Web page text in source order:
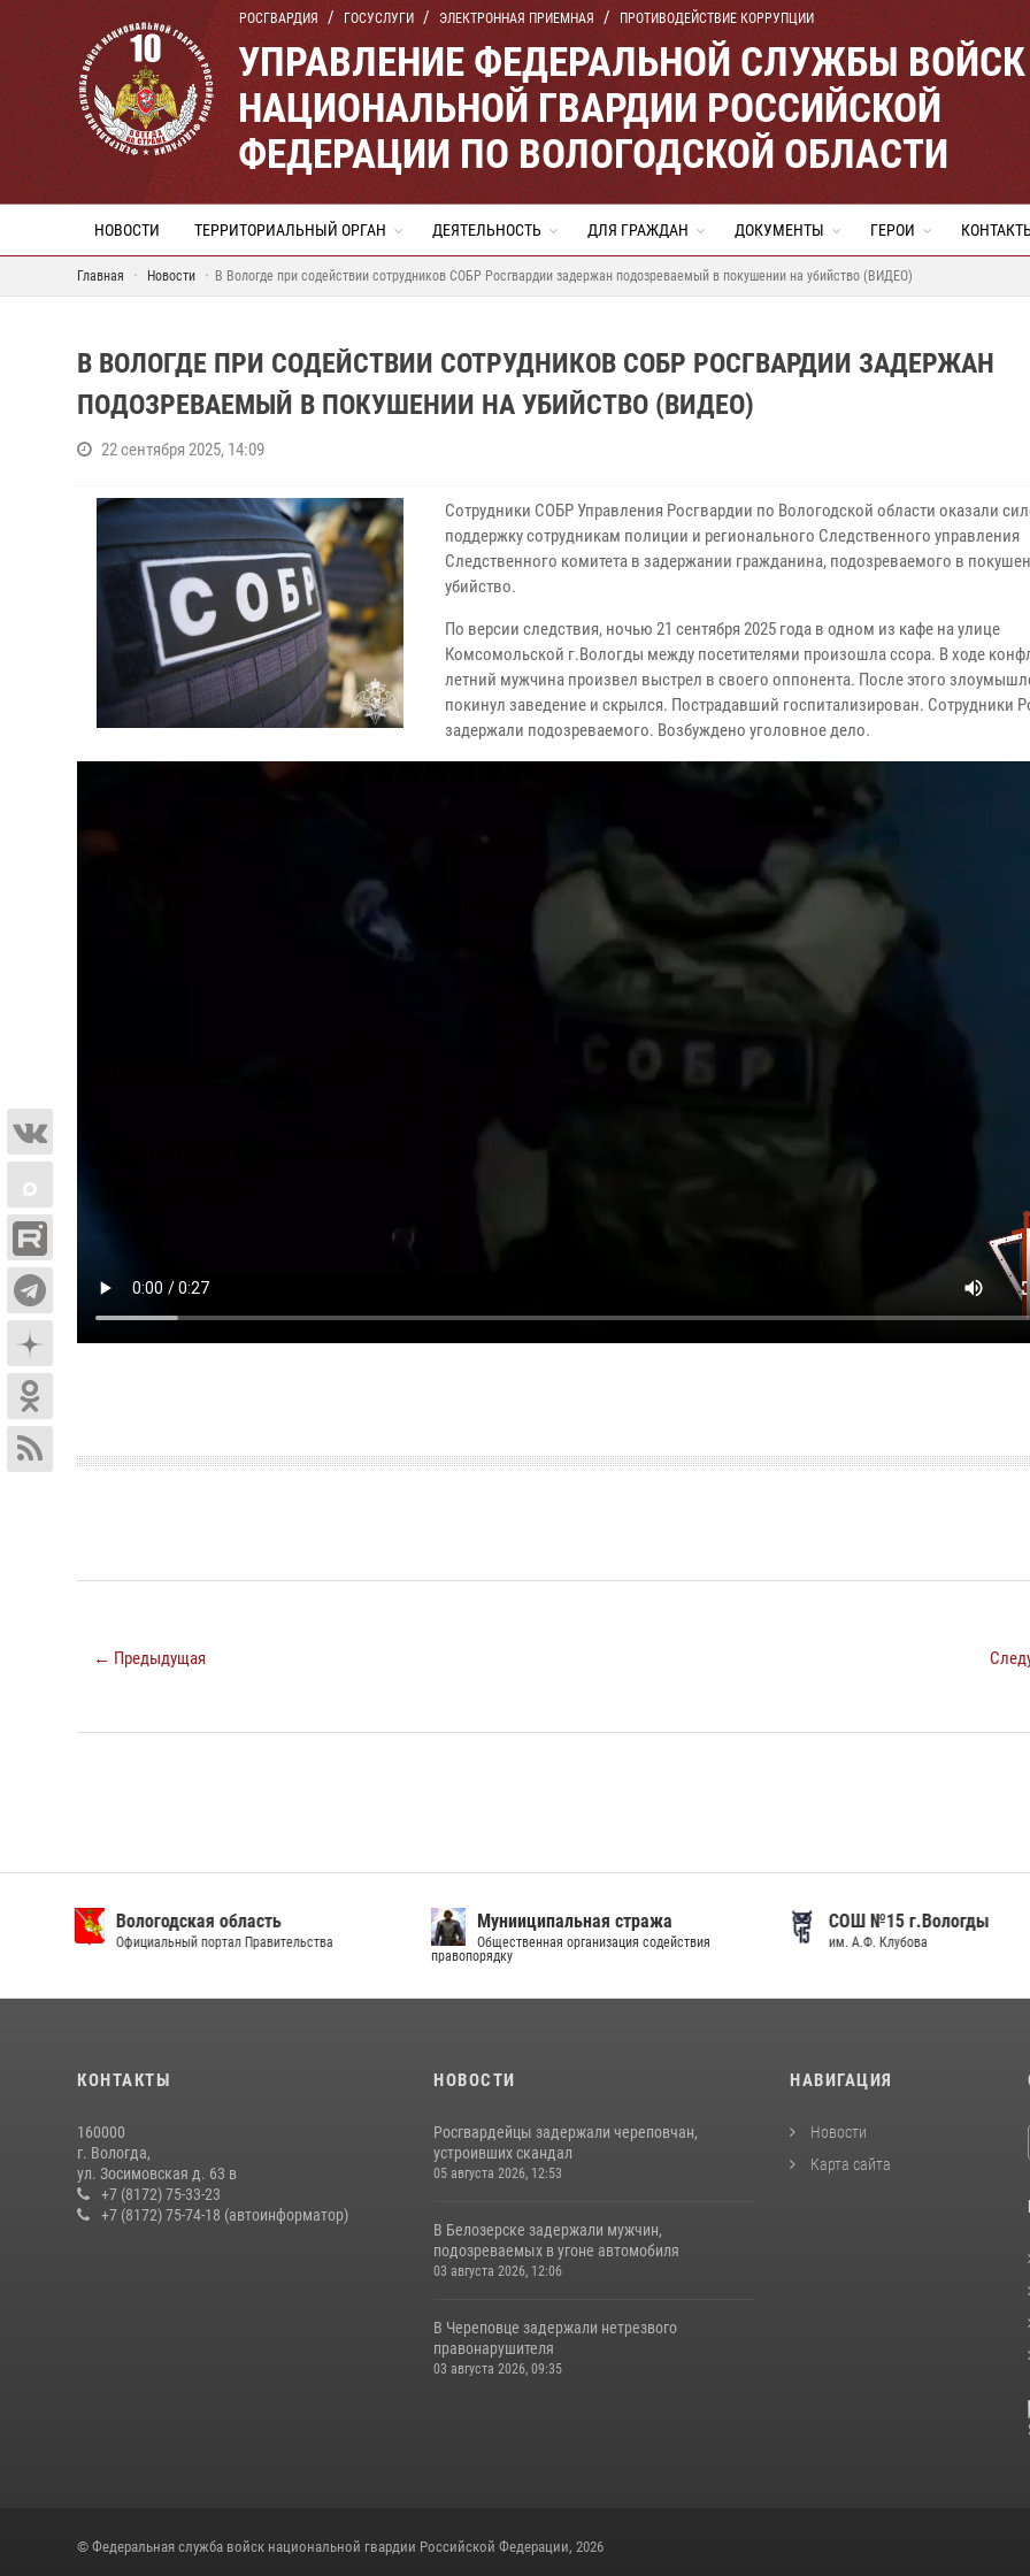
РОСГВАРДИЯ ГОСУСЛУГИ ЭЛЕКТРОННАЯ ПРИЕМНАЯ ПРОТИВОДЕЙСТВИЕ КОРРУПЦИИ
УПРАВЛЕНИЕ ФЕДЕРАЛЬНОЙ СЛУЖБЫ ВОЙСК
НАЦИОНАЛЬНОЙ ГВАРДИИ РОССИЙСКОЙ
ФЕДЕРАЦИИ ПО ВОЛОГОДСКОЙ ОБЛАСТИ
НОВОСТИ ТЕРРИТОРИАЛЬНЫЙ ОРГАН ДЕЯТЕЛЬНОСТЬ ДЛЯ ГРАЖДАН ДОКУМЕНТЫ ГЕРОИ
Главная Новости В Вологде при содействии сотрудников СОБР Росгвардии задержан подозреваемый в покушении на убийство (ВИДЕО)
В ВОЛОГДЕ ПРИ СОДЕЙСТВИИ СОТРУДНИКОВ СОБР РОСГВАРДИИ ЗАДЕРЖАН
ПОДОЗРЕВАЕМЫЙ В ПОКУШЕНИИ НА УБИЙСТВО (ВИДЕО)
22 сентября 2025, 14:09
Сотрудники СОБР Управления Росгвардии по Вологодской области оказали
поддержку сотрудникам полиции и регионального Следственного управления
Следственного комитета в задержании гражданина, подозреваемого в
убийство.
По версии следствия, ночью 21 сентября 2025 года в одном из кафе на улице
Комсомольской г.Вологды между посетителями произошла ссора. В ходе
летний мужчина произвел выстрел в своего оппонента. После этого
покинул заведение и скрылся. Пострадавший госпитализирован. Сотрудники
задержали подозреваемого. Возбуждено уголовное дело.
← Предыдущая
Вологодская область
Официальный портал Правительства
Мунииципальная стража
Общественная организация содействия
правопорядку
СОШ №15 г.Вологды
им. А.Ф. Клубова
КОНТАКТЫ
160000
г. Вологда,
ул. Зосимовская д. 63 в
+7 (8172) 75-33-23
+7 (8172) 75-74-18 (автоинформатор)
НОВОСТИ
Росгвардейцы задержали череповчан,
устроивших скандал
05 августа 2026, 12:53
В Белозерске задержали мужчин,
подозреваемых в угоне автомобиля
03 августа 2026, 12:06
В Череповце задержали нетрезвого
правонарушителя
03 августа 2026, 09:35
НАВИГАЦИЯ
Новости
Карта сайта
© Федеральная служба войск национальной гвардии Российской Федерации, 2026